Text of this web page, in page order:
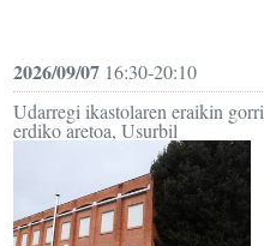
2026/09/07 16:30-20:10
Udarregi ikastolaren eraikin
erdiko aretoa, Usurbil